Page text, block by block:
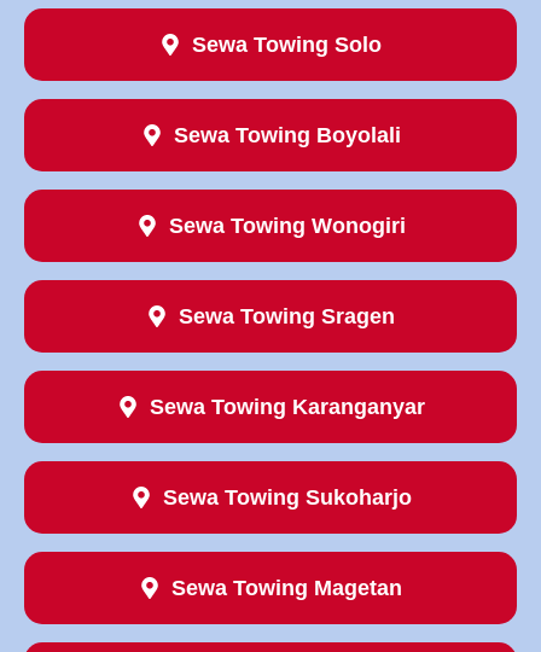
Sewa Towing Solo
Sewa Towing Boyolali
Sewa Towing Wonogiri
Sewa Towing Sragen
Sewa Towing Karanganyar
Sewa Towing Sukoharjo
Sewa Towing Magetan